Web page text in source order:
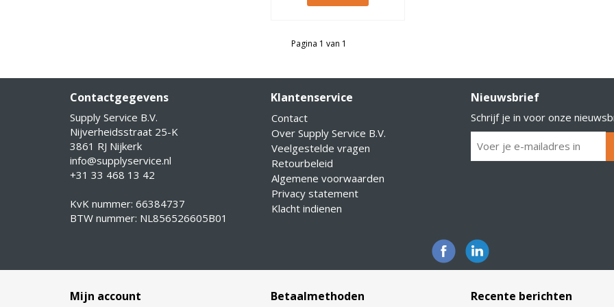
Pagina 1 van 1
Contactgegevens
Supply Service B.V.
Nijverheidsstraat 25-K
3861 RJ Nijkerk
info@supplyservice.nl
+31 33 468 13 42
KvK nummer: 66384737
BTW nummer: NL856526605B01
Klantenservice
Contact
Over Supply Service B.V.
Veelgestelde vragen
Retourbeleid
Algemene voorwaarden
Privacy statement
Klacht indienen
Nieuwsbrief
Schrijf je in voor onze
Mijn account Betaalmethoden Recente berichten